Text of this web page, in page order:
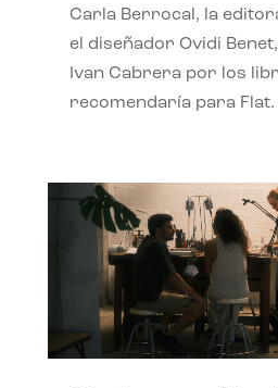
Carla Berrocal, la
el diseñador Ovidi
Ivan Cabrera por los
recomendaría para Flat.